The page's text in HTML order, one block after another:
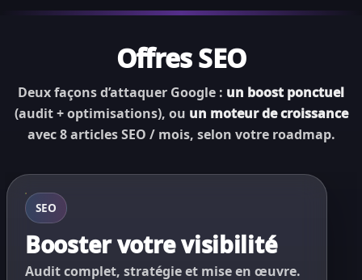
Offres SEO
Deux façons d’attaquer Google : un boost ponctuel
(audit + optimisations), ou un moteur de croissance
avec 8 articles SEO / mois, selon votre roadmap.
SEO
Booster votre visibilité
Audit complet, stratégie et mise en œuvre.